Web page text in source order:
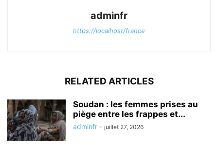
adminfr
https://localhost/france
RELATED ARTICLES
Soudan : les femmes prises au
piège entre les frappes et...
adminfr - juillet 27, 2026